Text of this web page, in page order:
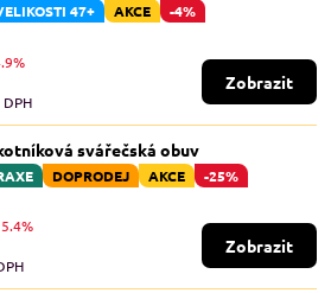
47+ AKCE -4%
Zobrazit
kotníková svářečská obuv
DOPRODEJ AKCE -25%
Zobrazit